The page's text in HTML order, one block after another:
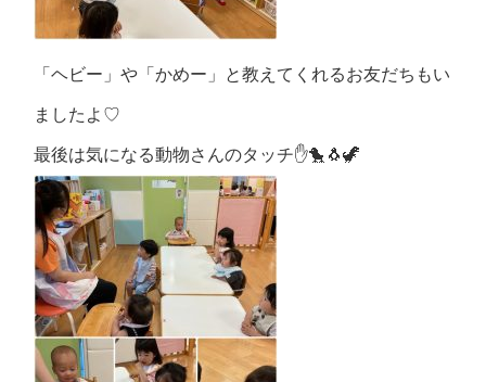
「ヘビー」や「かめー」と教えてくれるお友だちもい
ましたよ♡
最後は気になる動物さんのタッチ✋🐤🐧🦖